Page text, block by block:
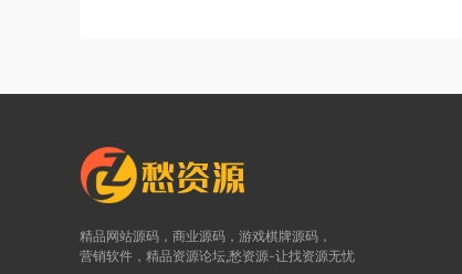
精品网站源码，商业源码，游戏棋牌源码，
营销软件，精品资源论坛,愁资源-让找资源无忧